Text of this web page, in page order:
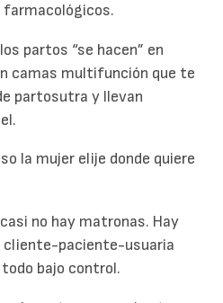
partos “se hacen” en
camas multifunción que te
partosutra y llevan
la mujer elije donde quiere
no hay matronas. Hay
cliente-paciente-usuaria
todo bajo control.